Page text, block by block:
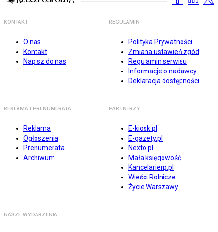
KONTAKT
O nas
Kontakt
Napisz do nas
REGULAMIN
Polityka Prywatności
Zmiana ustawień zgód
Regulamin serwisu
Informacje o nadawcy
Deklaracja dostępności
REKLAMA I PRENUMERATA
Reklama
Ogłoszenia
Prenumerata
Archiwum
PARTNERZY
E-kiosk.pl
E-gazety.pl
Nexto.pl
Mała księgowość
Kancelarierp.pl
Wieści Rolnicze
Życie Warszawy
NASZE WYDARZENIA